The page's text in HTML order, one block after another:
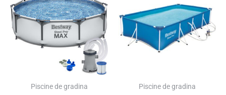
Piscine de gradina SUPER PREȚ!
Piscine de gradina
fost:
759.00 lei.
699.00